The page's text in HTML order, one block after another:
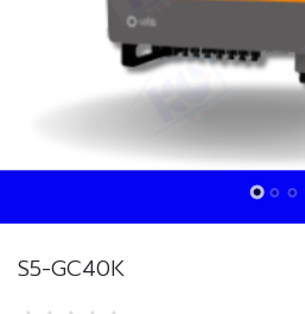
S5-GC40K